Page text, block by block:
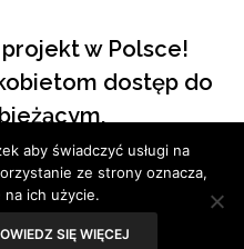
w Polsce!
dostęp do
symptomów
ankietowych.
menopauza to
aby świadczyć usługi na
ze strony oznacza,
na ich użycie.
SIĘ WIĘCEJ